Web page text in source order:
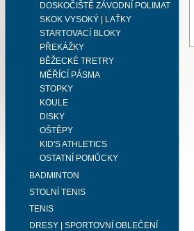
DOSKOČIŠTĚ ZÁVODNÍ POLIMAT
SKOK VYSOKÝ | LAŤKY
STARTOVACÍ BLOKY
PŘEKÁŽKY
BĚŽECKÉ TRETRY
MĚŘÍCÍ PÁSMA
STOPKY
KOULE
DISKY
OŠTĚPY
KID'S ATHLETICS
OSTATNÍ POMŮCKY
BADMINTON
STOLNÍ TENIS
TENIS
DRESY | SPORTOVNÍ OBLEČENÍ